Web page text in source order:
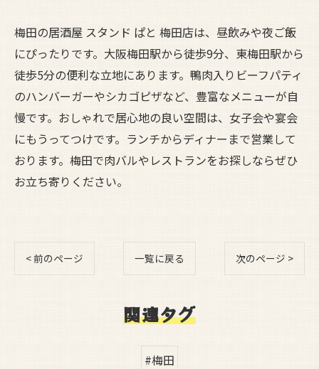
梅田の居酒屋 スタンド ぱと 梅田店は、昼飲みや夜ご飯
にぴったりです。大阪梅田駅から徒歩9分、東梅田駅から
徒歩5分の便利な立地にあります。鴨肉入りビーフパティ
のハンバーガーやシカゴピザなど、豊富なメニューが自
慢です。おしゃれで居心地の良い空間は、女子会や宴会
にもうってつけです。ランチからディナーまで営業して
おります。梅田で肉バルやレストランをお探しならぜひ
お立ち寄りください。
< 前のページ 一覧に戻る 次のページ >
関連タグ
#梅田